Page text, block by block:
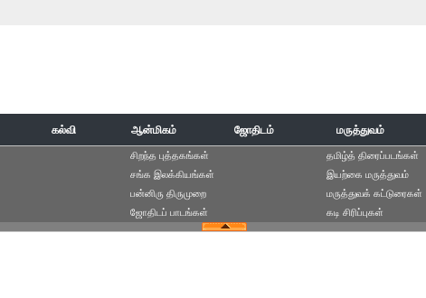
கல்வி ஆன்மிகம் ஜோதிடம் மருத்துவம்
சிறந்த புத்தகங்கள்
சங்க இலக்கியங்கள்
பன்னிரு திருமுறை
ஜோதிடப் பாடங்கள்
தமிழ்த் திரைப்படங்கள்
இயற்கை மருத்துவம்
மருத்துவக் கட்டுரைகள்
கடி சிரிப்புகள்